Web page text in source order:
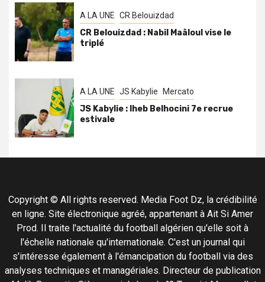
A LA UNE CR Belouizdad
CR Belouizdad : Nabil Maâloul vise le
triplé
A LA UNE JS Kabylie Mercato
JS Kabylie : Iheb Belhocini 7e recrue
estivale
Copyright © All rights reserved. Media Foot Dz, la crédibilité
en ligne. Site électronique agréé, appartenant à Ait Si Amer
Prod. Il traite l'actualité du football algérien qu'elle soit à
l'échelle nationale qu'internationale. C'est un journal qui
s'intéresse également à l'émancipation du football via des
analyses techniques et managériales. Directeur de publication